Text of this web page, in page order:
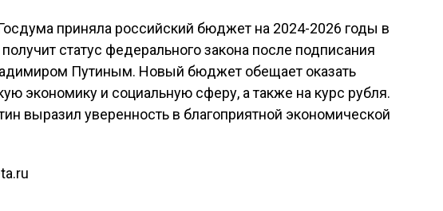
приняла российский бюджет на 2024-2026 годы в
статус федерального закона после подписания
Путиным. Новый бюджет обещает оказать
экономику и социальную сферу, а также на курс рубля.
выразил уверенность в благоприятной экономической